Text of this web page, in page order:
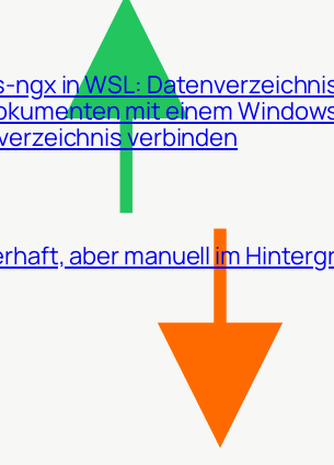
ngx in WSL:
mit einem
verbinden
aber manuell im